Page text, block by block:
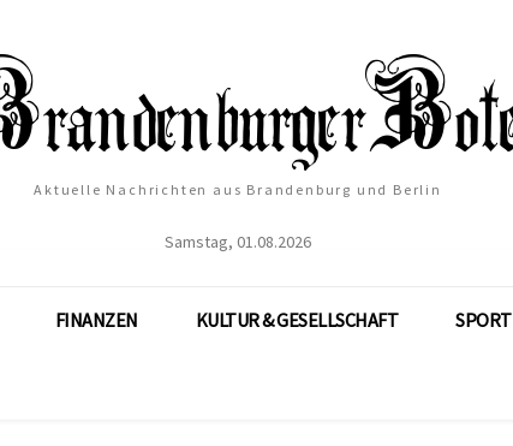
Aktuelle Nachrichten aus Brandenburg und Berlin
Samstag, 01.08.2026
FINANZEN KULTUR & GESELLSCHAFT SPORT